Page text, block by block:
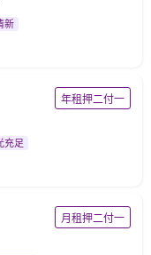
新
年租押二付一
充足
月租押二付一